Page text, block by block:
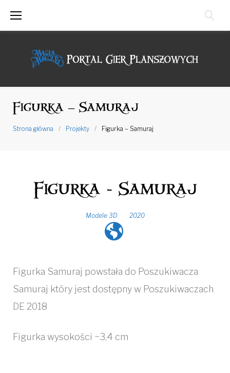
Figurka – Samuraj
Strona główna / Projekty / Figurka – Samuraj
Figurka - Samuraj
Modele 3D 2020
Figurka Samuraj powstała do Poszukiwacza
Samuraj który jest dostępny w Poszukiwaczach
DE 2018
Figurka wysokości ~3,4 cm